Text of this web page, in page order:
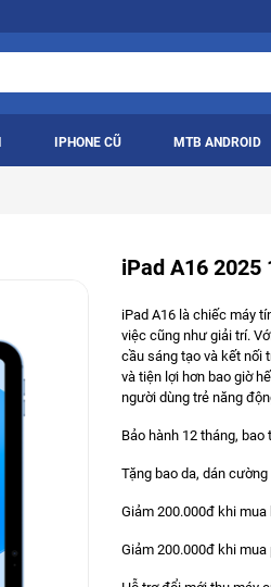
IPHONE CŨ MTB ANDROID
iPad A16 2025
iPad A16 là chiếc máy
việc cũng như giải trí.
cầu sáng tạo và kết nối
và tiện lợi hơn bao giờ
người dùng trẻ năng
Bảo hành 12 tháng,
Tặng bao da, dán
Giảm 200.000đ khi mua
Giảm 200.000đ khi mua